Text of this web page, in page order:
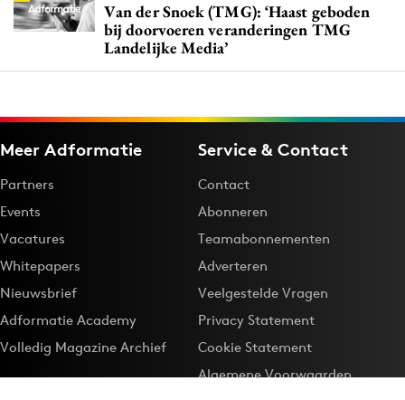
Van der Snoek (TMG): ‘Haast geboden
bij doorvoeren veranderingen TMG
Landelijke Media’
Meer Adformatie
Partners
Events
Vacatures
Whitepapers
Nieuwsbrief
Adformatie Academy
Volledig Magazine Archief
Service & Contact
Contact
Abonneren
Teamabonnementen
Adverteren
Veelgestelde Vragen
Privacy Statement
Cookie Statement
Algemene Voorwaarden